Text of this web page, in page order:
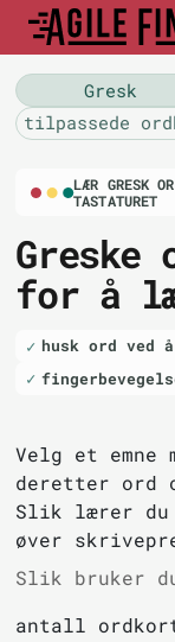
Gresk
tilpassede
LÆR GRESK
TASTATURET
Greske
for å
husk ord ved
Velg et
deretter ord
Slik lærer du
øver
Slik bruker
antall